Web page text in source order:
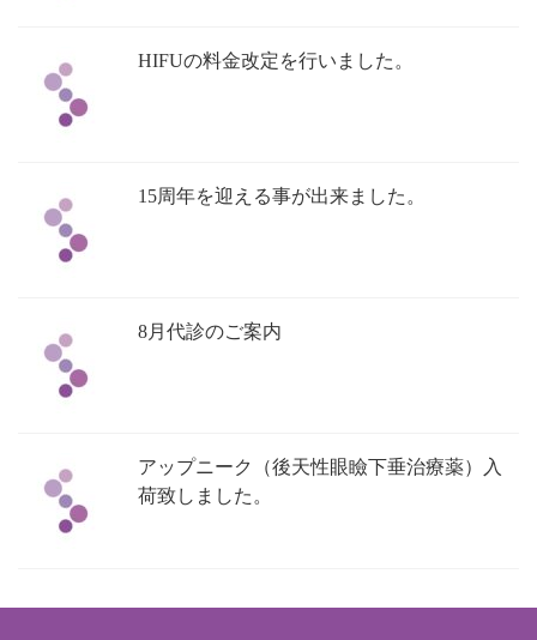
HIFUの料金改定を行いました。
15周年を迎える事が出来ました。
8月代診のご案内
アップニーク（後天性眼瞼下垂治療薬）入
荷致しました。